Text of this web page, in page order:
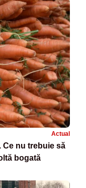
Actual
Ce nu trebuie să
bogată